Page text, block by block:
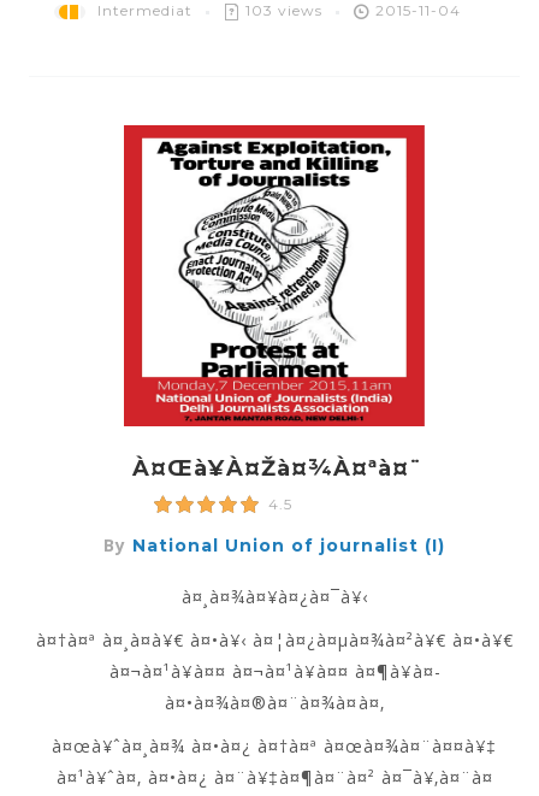
Intermediat 103 views 2015-11-04
À¤œà¥à¤žà¤¾à¤ªà¤¨
4.5
By National Union of journalist (I)
à¤¸à¤¾à¤¥à¤¿à¤¯à¥‹
à¤†à¤ª à¤¸à¤­à¥€ à¤•à¥‹ à¤¦à¤¿à¤µà¤¾à¤²à¥€ à¤•à¥€
à¤¬à¤¹à¥à¤¤ à¤¬à¤¹à¥à¤¤ à¤¶à¥à¤­
à¤•à¤¾à¤®à¤¨à¤¾à¤à¤‚
à¤œà¥ˆà¤¸à¤¾ à¤•à¤¿ à¤†à¤ª à¤œà¤¾à¤¨à¤¤à¥‡
à¤¹à¥ˆà¤‚ à¤•à¤¿ à¤¨à¥‡à¤¶à¤¨à¤² à¤¯à¥‚à¤¨à¤